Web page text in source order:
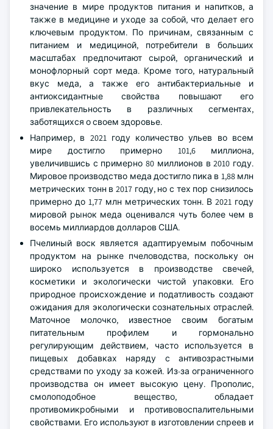
значение в мире продуктов питания и напитков, а
также в медицине и уходе за собой, что делает его
ключевым продуктом. По причинам, связанным с
питанием и медициной, потребители в больших
масштабах предпочитают сырой, органический и
монофлорный сорт меда. Кроме того, натуральный
вкус меда, а также его антибактериальные и
антиоксидантные свойства повышают его
привлекательность в различных сегментах,
заботящихся о своем здоровье.
Например, в 2021 году количество ульев во всем
мире достигло примерно 101,6 миллиона,
увеличившись с примерно 80 миллионов в 2010 году.
Мировое производство меда достигло пика в 1,88 млн
метрических тонн в 2017 году, но с тех пор снизилось
примерно до 1,77 млн метрических тонн. В 2021 году
мировой рынок меда оценивался чуть более чем в
восемь миллиардов долларов США.
Пчелиный воск является адаптируемым побочным
продуктом на рынке пчеловодства, поскольку он
широко используется в производстве свечей,
косметики и экологически чистой упаковки. Его
природное происхождение и податливость создают
ожидания для экологически сознательных отраслей.
Маточное молочко, известное своим богатым
питательным профилем и гормонально
регулирующим действием, часто используется в
пищевых добавках наряду с антивозрастными
средствами по уходу за кожей. Из-за ограниченного
производства он имеет высокую цену. Прополис,
смолоподобное вещество, обладает
противомикробными и противовоспалительными
свойствами. Его используют в изготовлении спреев и